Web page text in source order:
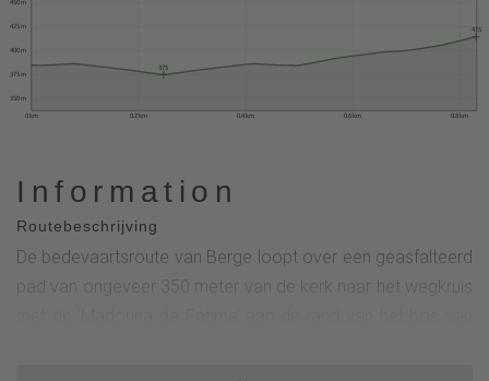
0 km 0.2 km 0.4 km 0.6 km 0.8 km
350 m
375 m
400 m
425 m
450 m
375
415
Information
Routebeschrijving
De bedevaartsroute van Berge loopt over een geasfalteerd
pad van ongeveer 350 meter van de kerk naar het wegkruis